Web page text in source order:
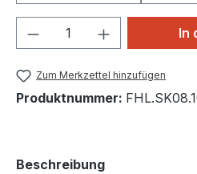
Produkt Anzahl: In
Zum Merkzettel hinzufügen
Produktnummer:
Beschreibung